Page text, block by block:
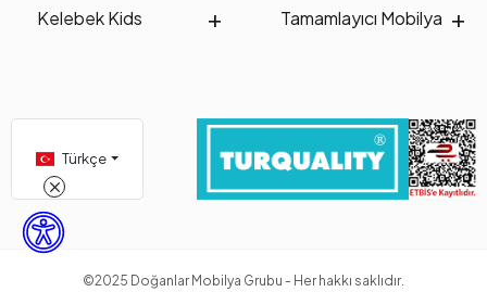
Kelebek Kids Tamamlayıcı Mobilya
Türkçe
©2025 Doğanlar Mobilya Grubu - Her hakkı saklıdır.